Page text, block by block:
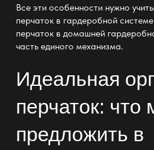
Все эти особенности нужно
перчаток в гардеробной
перчаток в домашней
часть единого механизма.
Идеальная
перчаток:
предложить в